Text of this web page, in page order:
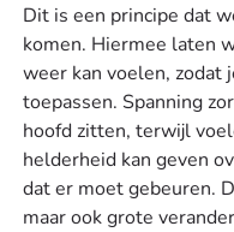
Dit is een principe dat
komen. Hiermee laten
weer kan voelen, zodat
toepassen. Spanning
hoofd zitten, terwijl
helderheid kan geven
dat er moet gebeuren.
maar ook grote